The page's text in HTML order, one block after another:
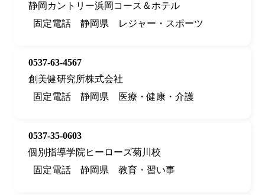
静岡カントリー浜岡コース＆ホテル
固定電話
静岡県 レジャー・スポーツ
0537-63-4567
創美健研究所株式会社
固定電話
静岡県 医療・健康・介護
0537-35-0603
個別指導学院ヒーローズ菊川校
固定電話
静岡県 教育・習い事